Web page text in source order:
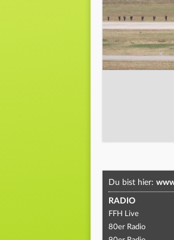
Du bist hier:
RADIO
FFH Live
80er Radio